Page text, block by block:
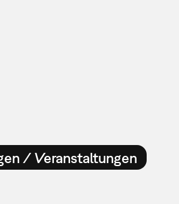
/ Veranstaltungen